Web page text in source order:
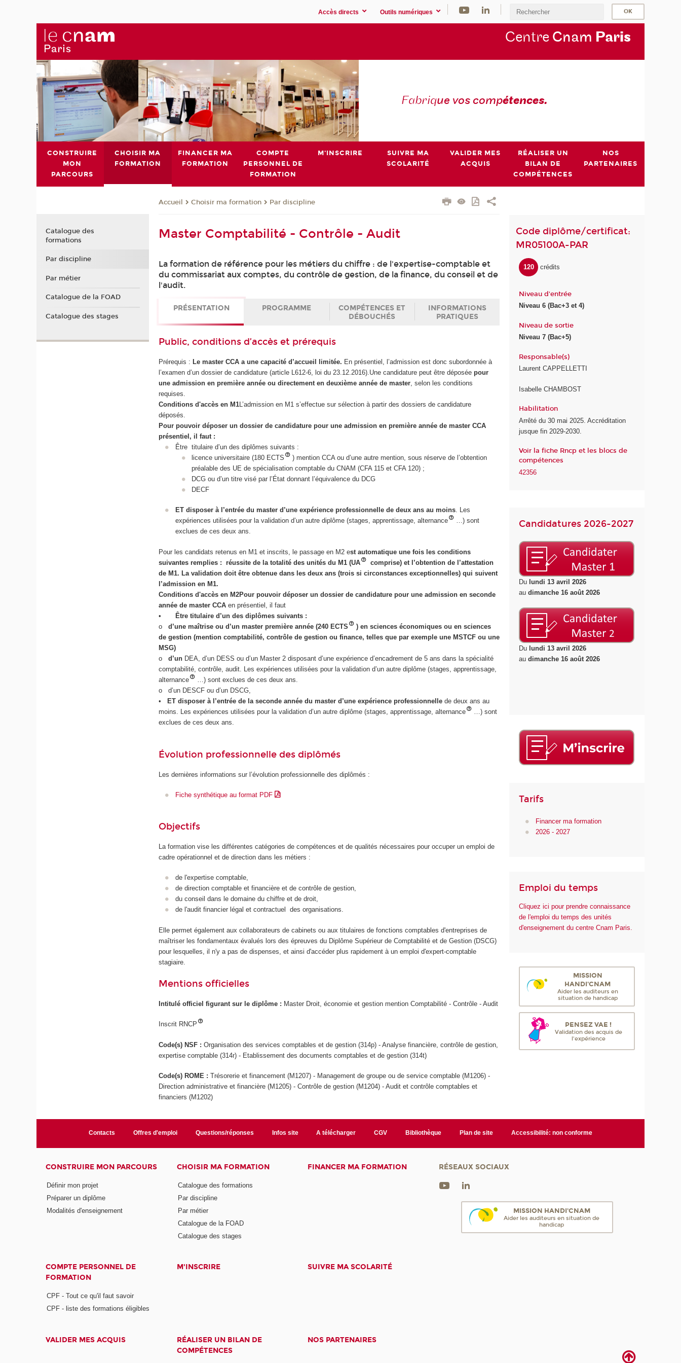
Accès directs Outils numériques
Centre Cnam Paris
Fabrique vos compétences.
CONSTRUIRE
MON
PARCOURS
CHOISIR MA
FORMATION
FINANCER MA
FORMATION
COMPTE
PERSONNEL DE
FORMATION
M'INSCRIRE
SUIVRE MA
SCOLARITÉ
VALIDER MES
ACQUIS
RÉALISER UN
BILAN DE
COMPÉTENCES
NOS
PARTENAIRES
Accueil Choisir ma formation Par discipline
Master Comptabilité - Contrôle - Audit
La formation de référence pour les métiers du chiffre : de l'expertise-comptable et
du commissariat aux comptes, du contrôle de gestion, de la finance, du conseil et de
l'audit.
PRÉSENTATION PROGRAMME
COMPÉTENCES ET
DÉBOUCHÉS
INFORMATIONS
PRATIQUES
Public, conditions d’accès et prérequis
Prérequis : Le master CCA a une capacité d’accueil limitée. En présentiel, l’admission est donc subordonnée à
l’examen d’un dossier de candidature (article L612-6, loi du 23.12.2016).Une candidature peut être déposéepour
une admission en première année ou directement en deuxième année de master , selon les conditions
requises.
Conditions d'accès en M1 L’admission en M1 s’effectue sur sélection à partir des dossiers de candidature
déposés.
Pour pouvoir déposer un dossier de candidature pour une admission en première année de master CCA
présentiel, il faut :
Être titulaire d’un des diplômes suivants :
licence universitaire (180 ECTS
) mention CCA ou d’une autre mention, sous réserve de l’obtention
préalable des UE de spécialisation comptable du CNAM (CFA 115 et CFA 120) ;
DCG ou d’un titre visé par l’État donnant l’équivalence du DCG
DECF
ET disposer à l’entrée du master d’une expérience professionnelle de deux ans au moins. Les
expériences utilisées pour la validation d’un autre diplôme (stages, apprentissage, alternance
…) sont
exclues de ces deux ans.
Pour les candidats retenus en M1 et inscrits, le passage en M2 est automatique une fois les conditions
suivantes remplies : réussite de la totalité des unités du M1 (UA
comprise) et l’obtention de l’attestation
de M1. La validation doit être obtenue dans les deux ans (trois si circonstances exceptionnelles) qui suivent
l’admission en M1.
Conditions d'accès en M2Pour pouvoir déposer un dossier de candidature pour une admission en seconde
année de master CCA en présentiel, il faut
•
Être titulaire d’un des diplômes suivants :
od’une maîtrise ou d’un master première année (240 ECTS
) en sciences économiques ou en sciences
de gestion (mention comptabilité, contrôle de gestion ou finance, telles que par exemple une MSTCF ou une
MSG)
od’un DEA, d’un DESS ou d’un Master 2 disposant d’une expérience d’encadrement de 5 ans dans la spécialité
comptabilité, contrôle, audit. Les expériences utilisées pour la validation d’un autre diplôme (stages, apprentissage,
alternance
…) sont exclues de ces deux ans.
o d’un DESCF ou d’un DSCG,
•
ET disposer à l’entrée de la seconde année du master d’une expérience professionnellede deux ans au
moins. Les expériences utilisées pour la validation d’un autre diplôme (stages, apprentissage, alternance
…) sont
exclues de ces deux ans.
Évolution professionnelle des diplômés
Les dernières informations sur l’évolution professionnelle des diplômés :
Fiche synthétique au format PDF
Objectifs
La formation vise les différentes catégories de compétences et de qualités nécessaires pour occuper un emploi de
cadre opérationnel et de direction dans les métiers :
de l'expertise comptable,
de direction comptable et financière et de contrôle de gestion,
du conseil dans le domaine du chiffre et de droit,
de l'audit financier légal et contractuel des organisations.
Elle permet également aux collaborateurs de cabinets ou aux titulaires de fonctions comptables d'entreprises de
maîtriser les fondamentaux évalués lors des épreuves du Diplôme Supérieur de Comptabilité et de Gestion (DSCG)
pour lesquelles, il n'y a pas de dispenses, et ainsi d'accéder plus rapidement à un emploi d'expert-comptable
stagiaire.
Mentions officielles
Intitulé officiel figurant sur le diplôme : Master Droit, économie et gestion mention Comptabilité - Contrôle - Audit
Inscrit RNCP
Code(s) NSF :Organisation des services comptables et de gestion (314p) - Analyse financière, contrôle de gestion,
expertise comptable (314r) - Etablissement des documents comptables et de gestion (314t)
Code(s) ROME :Trésorerie et financement (M1207) - Management de groupe ou de service comptable (M1206) -
Direction administrative et financière (M1205) - Contrôle de gestion (M1204) - Audit et contrôle comptables et
financiers (M1202)
Code diplôme/certificat:
MR05100A-PAR
120 crédits
Niveau d'entrée
Niveau 6 (Bac+3 et 4)
Niveau de sortie
Niveau 7 (Bac+5)
Responsable(s)
Laurent CAPPELLETTI
Isabelle CHAMBOST
Habilitation
Arrêté du 30 mai 2025. Accréditation
jusque fin 2029-2030.
Voir la fiche Rncp et les blocs de
compétences
42356
Candidatures 2026-2027
Du lundi 13 avril 2026
audimanche 16 août 2026
Du lundi 13 avril 2026
audimanche 16 août 2026
Tarifs
Financer ma formation
2026 - 2027
Emploi du temps
Cliquez ici pour prendre connaissance
de l'emploi du temps des unités
d'enseignement du centre Cnam Paris.
MISSION
HANDI'CNAM
Aider les auditeurs en
situation de handicap
PENSEZ VAE !
Validation des acquis de
l'expérience
Catalogue des
formations
Par discipline
Par métier
Catalogue de la FOAD
Catalogue des stages
Contacts Offres d'emploi Questions/réponses Infos site A télécharger CGV Bibliothèque Plan de site Accessibilité: non conforme
CONSTRUIRE MON PARCOURS
Définir mon projet
Préparer un diplôme
Modalités d'enseignement
CHOISIR MA FORMATION
Catalogue des formations
Par discipline
Par métier
Catalogue de la FOAD
Catalogue des stages
FINANCER MA FORMATION
COMPTE PERSONNEL DE
FORMATION
CPF - Tout ce qu'il faut savoir
CPF - liste des formations éligibles
M'INSCRIRE SUIVRE MA SCOLARITÉ
VALIDER MES ACQUIS
RÉALISER UN BILAN DE
COMPÉTENCES
NOS PARTENAIRES
RÉSEAUX SOCIAUX
MISSION HANDI'CNAM
Aider les auditeurs en situation de
handicap